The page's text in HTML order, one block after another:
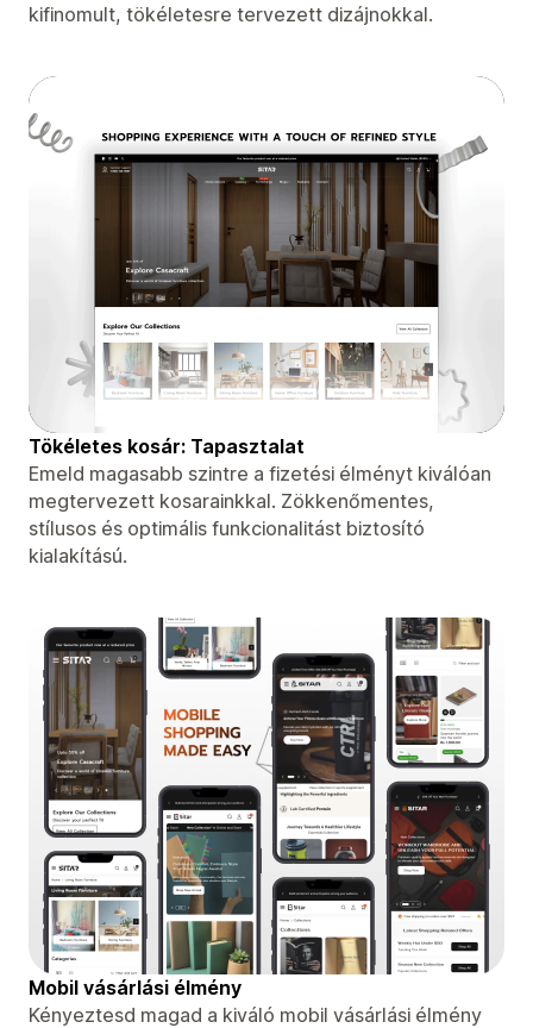
kifinomult, tökéletesre tervezett dizájnokkal.
Tökéletes kosár: Tapasztalat
Emeld magasabb szintre a fizetési élményt kiválóan
megtervezett kosarainkkal. Zökkenőmentes,
stílusos és optimális funkcionalitást biztosító
kialakítású.
Mobil vásárlási élmény
Kényeztesd magad a kiváló mobil vásárlási élmény